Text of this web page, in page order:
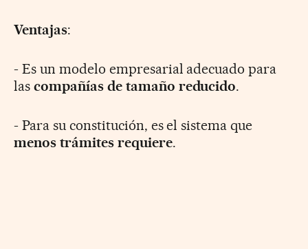
Ventajas:
- Es un modelo empresarial adecuado para
lascompañías de tamaño reducido.
- Para su constitución, es el sistema que
menos trámites requiere.